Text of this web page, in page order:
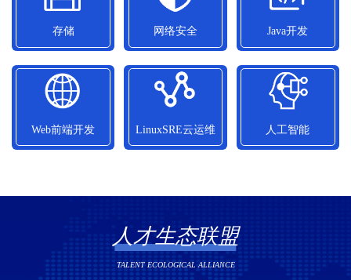
11050元/月 15300元/月 12500元/月
存储
存储
平均就业薪资
10800元/月
网络安全
网络安全
平均就业薪资
13090元/月
Java开发
Java开发
平均就业薪资
14010元/月
Web前端开发 LinuxSRE云运维 人工智能
人才生态联盟
TALENT ECOLOGICAL ALLIANCE